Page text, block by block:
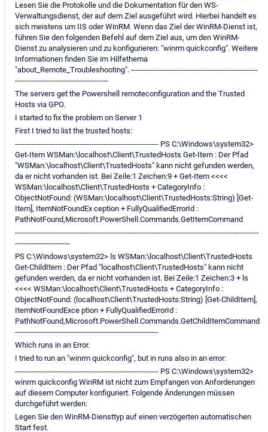
Lesen Sie die Protokolle und die Dokumentation für den WS-
Verwaltungsdienst, der auf dem Ziel ausgeführt wird. Hierbei handelt es
sich meistens um IIS oder WinRM. Wenn das Ziel der WinRM-Dienst ist,
führen Sie den folgenden Befehl auf dem Ziel aus, um den WinRM-
Dienst zu analysieren und zu konfigurieren: "winrm quickconfig". Weitere
Informationen finden Sie im Hilfethema
"about_Remote_Troubleshooting". -----------------------------------------------------
---------------------------------------
The servers get the Powershell remoteconfiguration and the Trusted
Hosts via GPO.
I started to fix the problem on Server 1
First I tried to list the trusted hosts:
------------------------------------------------------------ PS C:\Windows\system32>
Get-Item WSMan:\localhost\Client\TrustedHosts Get-Item : Der Pfad
"WSMan:\localhost\Client\TrustedHosts" kann nicht gefunden werden,
da er nicht vorhanden ist. Bei Zeile:1 Zeichen:9 + Get-Item <<<<
WSMan:\localhost\Client\TrustedHosts + CategoryInfo :
ObjectNotFound: (WSMan:\localhost\Client\TrustedHosts:String) [Get-
Item], ItemNotFoundEx ception + FullyQualifiedErrorId :
PathNotFound,Microsoft.PowerShell.Commands.GetItemCommand
------------------------------------------------------------------------------------------------------
-----------------------
PS C:\Windows\system32> ls WSMan:\localhost\Client\TrustedHosts
Get-ChildItem : Der Pfad "localhost\Client\TrustedHosts" kann nicht
gefunden werden, da er nicht vorhanden ist. Bei Zeile:1 Zeichen:3 + ls
<<<< WSMan:\localhost\Client\TrustedHosts + CategoryInfo :
ObjectNotFound: (localhost\Client\TrustedHosts:String) [Get-ChildItem],
ItemNotFoundExce ption + FullyQualifiedErrorId :
PathNotFound,Microsoft.PowerShell.Commands.GetChildItemCommand
------------------------------------------------------------
Which runs in an Error.
I tried to run an "winrm quickconfig", but in runs also in an error:
------------------------------------------------------------ PS C:\Windows\system32>
winrm quickconfig WinRM ist nicht zum Empfangen von Anforderungen
auf diesem Computer konfiguriert. Folgende Änderungen müssen
durchgeführt werden:
Legen Sie den WinRM-Diensttyp auf einen verzögerten automatischen
Start fest.